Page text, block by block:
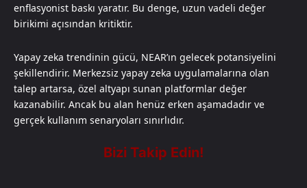
enflasyonist baskı yaratır. Bu denge, uzun vadeli değer
birikimi açısından kritiktir.
Yapay zeka trendinin gücü, NEAR’ın gelecek potansiyelini
şekillendirir. Merkezsiz yapay zeka uygulamalarına olan
talep artarsa, özel altyapı sunan platformlar değer
kazanabilir. Ancak bu alan henüz erken aşamadadır ve
gerçek kullanım senaryoları sınırlıdır.